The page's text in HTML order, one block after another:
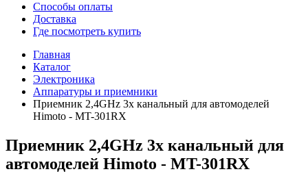
Способы оплаты
Доставка
Где посмотреть купить
Главная
Каталог
Электроника
Аппаратуры и приемники
Приемник 2,4GHz 3х канальный для автомоделей
Himoto - MT-301RX
Приемник 2,4GHz 3х канальный для
автомоделей Himoto - MT-301RX